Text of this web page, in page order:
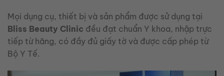
Mọi dụng cụ, thiết bị và sản phẩm được sử dụng tại
Bliss Beauty Clinic đều đạt chuẩn Y khoa, nhập trực
tiếp từ hãng, có đầy đủ giấy tờ và được cấp phép từ
Bộ Y Tế.